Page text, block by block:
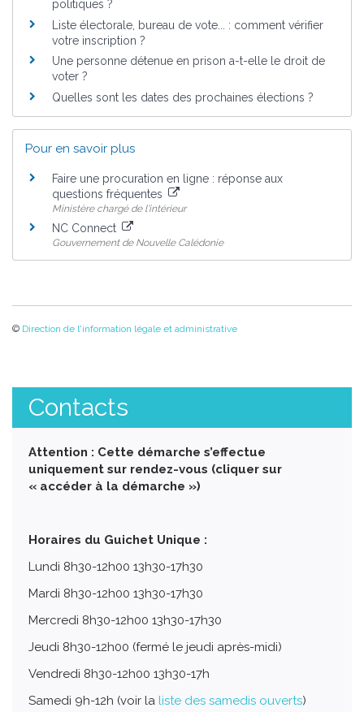
politiques ?
Liste électorale, bureau de vote... : comment vérifier
votre inscription ?
Une personne détenue en prison a-t-elle le droit de
voter ?
Quelles sont les dates des prochaines élections ?
Pour en savoir plus
Faire une procuration en ligne : réponse aux
questions fréquentes
Ministère chargé de l'intérieur
NC Connect
Gouvernement de Nouvelle Calédonie
© Direction de l'information légale et administrative
Contacts
Attention : Cette démarche s’effectue
uniquement sur rendez-vous (cliquer sur
« accéder à la démarche »)
Horaires du Guichet Unique :
Lundi 8h30-12h00 13h30-17h30
Mardi 8h30-12h00 13h30-17h30
Mercredi 8h30-12h00 13h30-17h30
Jeudi 8h30-12h00 (fermé le jeudi après-midi)
Vendredi 8h30-12h00 13h30-17h
Samedi 9h-12h (voir la liste des samedis ouverts)